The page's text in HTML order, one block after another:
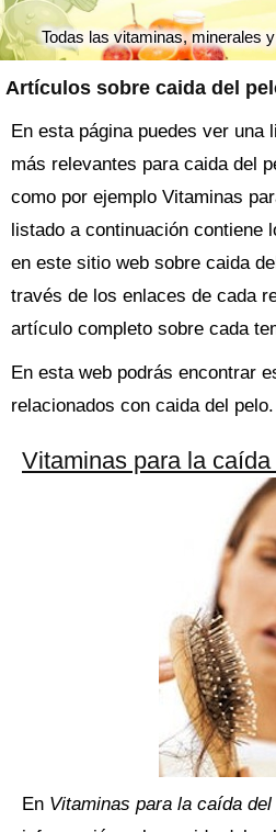
Artículos sobre caida del
Todas las vitaminas, minerales
En esta página puedes ver una
más relevantes para caida del
como por ejemplo Vitaminas
listado a continuación contiene
en este sitio web sobre caida
través de los enlaces de cada
artículo completo sobre cada
En esta web podrás encontrar
relacionados con caida del pelo.
Vitaminas para la
En Vitaminas para la caída del